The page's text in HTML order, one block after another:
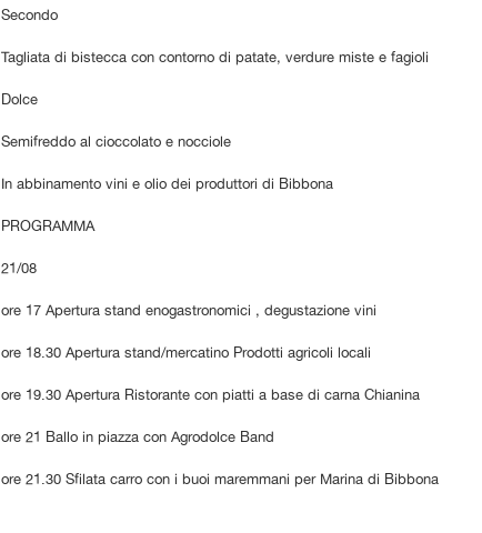
Secondo
Tagliata di bistecca con contorno di patate, verdure miste e fagioli
Dolce
Semifreddo al cioccolato e nocciole
In abbinamento vini e olio dei produttori di Bibbona
PROGRAMMA
21/08
ore 17 Apertura stand enogastronomici , degustazione vini
ore 18.30 Apertura stand/mercatino Prodotti agricoli locali
ore 19.30 Apertura Ristorante con piatti a base di carna Chianina
ore 21 Ballo in piazza con Agrodolce Band
ore 21.30 Sfilata carro con i buoi maremmani per Marina di Bibbona